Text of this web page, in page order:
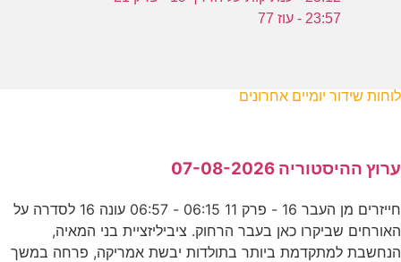
23:57 - עוז 77
לוחות שידור יומיים אחרונים
ערוץ ההיסטוריה 07-08-2026
חייזרים מן העבר 16 - פרק 11 06:15 - 06:57 עונה 16 לסדרה על
האורחים שביקרו כאן בעבר הרחוק. ציביליזציית בני המאיה,
הנחשבת למתקדמת ביותר בתולדות יבשת אמריקה, פרחה במשך